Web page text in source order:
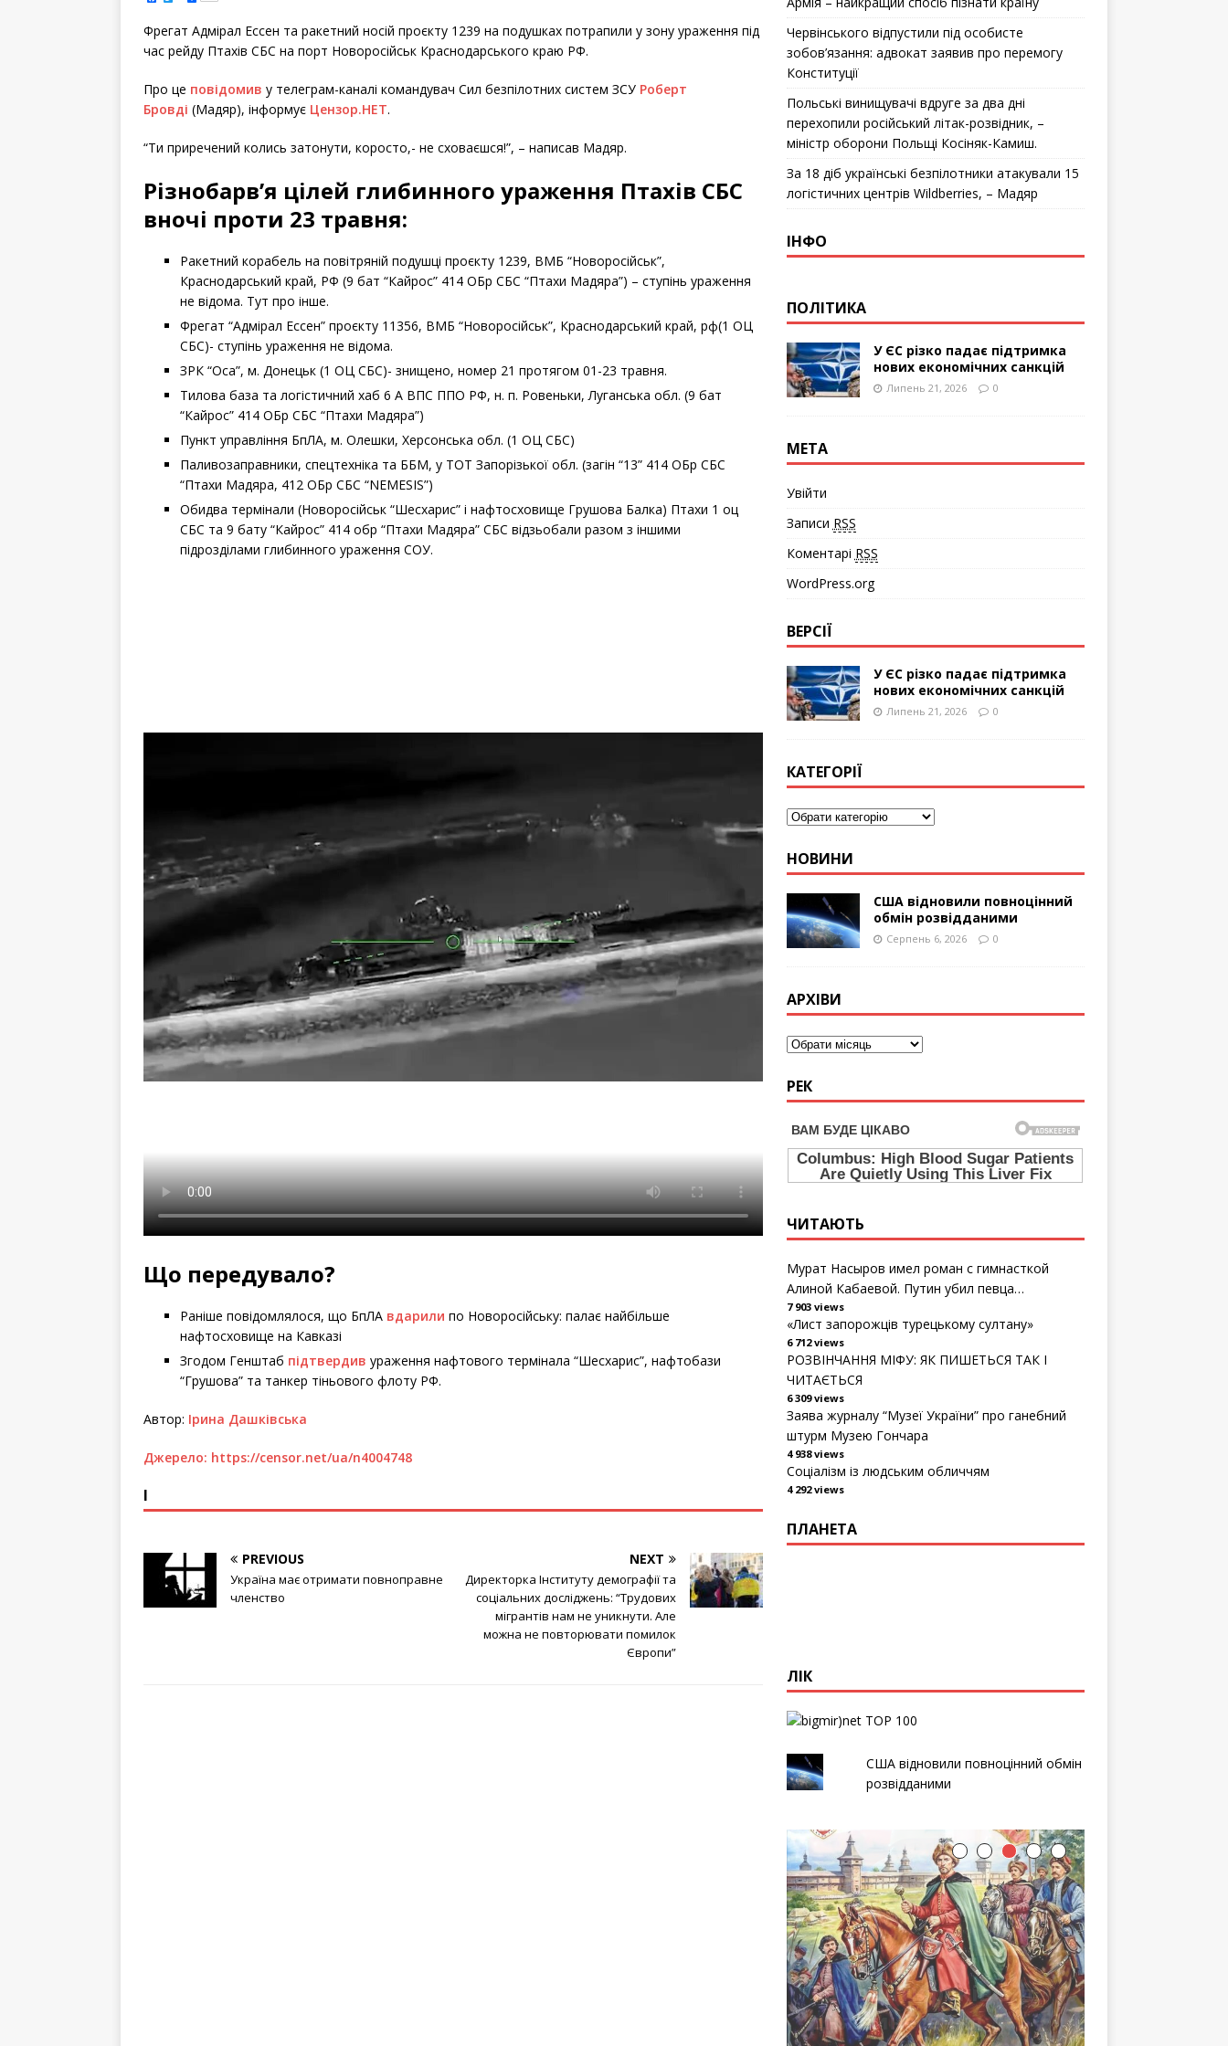
a
e
b
o
k
t
t
r
h
r
e
Фрегат Адмірал Ессен та ракетний носій проєкту 1239 на подушках потрапили у зону ураження під
час рейду Птахів СБС на порт Новоросійськ Краснодарського краю РФ.
Про це повідомив у телеграм-каналі командувач Сил безпілотних систем ЗСУ Роберт
Бровді (Мадяр), інформує Цензор.НЕТ.
“Ти приречений колись затонути, коросто,- не сховаєшся!”, – написав Мадяр.
Різнобарвʼя цілей глибинного ураження Птахів СБС
вночі проти 23 травня:
Ракетний корабель на повітряній подушці проєкту 1239, ВМБ “Новоросійськ”,
Краснодарський край, РФ (9 бат “Кайрос” 414 ОБр СБС “Птахи Мадяра”) – ступінь ураження
не відома. Тут про інше.
Фрегат “Адмірал Ессен” проєкту 11356, ВМБ “Новоросійськ”, Краснодарський край, рф(1 ОЦ
СБС)- ступінь ураження не відома.
ЗРК “Оса”, м. Донецьк (1 ОЦ СБС)- знищено, номер 21 протягом 01-23 травня.
Тилова база та логістичний хаб 6 А ВПС ППО РФ, н. п. Ровеньки, Луганська обл. (9 бат
“Кайрос” 414 ОБр СБС “Птахи Мадяра”)
Пункт управління БпЛА, м. Олешки, Херсонська обл. (1 ОЦ СБС)
Паливозаправники, спецтехніка та ББМ, у ТОТ Запорізької обл. (загін “13” 414 ОБр СБС
“Птахи Мадяра, 412 ОБр СБС “NEMESIS”)
Обидва термінали (Новоросійськ “Шесхарис” і нафтосховище Грушова Балка) Птахи 1 оц
СБС та 9 бату “Кайрос” 414 обр “Птахи Мадяра” СБС відзьобали разом з іншими
підрозділами глибинного ураження СОУ.
Що передувало?
Раніше повідомлялося, що БпЛА вдарили по Новоросійську: палає найбільше
нафтосховище на Кавказі
Згодом Генштаб підтвердив ураження нафтового термінала “Шесхарис”, нафтобази
“Грушова” та танкер тіньового флоту РФ.
Автор: Ірина Дашківська
Джерело: https://censor.net/ua/n4004748
І
PREVIOUS
Україна має отримати повноправне
членство
NEXT
Директорка Інституту демографії та
соціальних досліджень: “Трудових
мігрантів нам не уникнути. Але
можна не повторювати помилок
Європи”
Червінського відпустили під особисте
зобов’язання: адвокат заявив про перемогу
Конституції
Польські винищувачі вдруге за два дні
перехопили російський літак-розвідник, –
міністр оборони Польщі Косіняк-Камиш.
За 18 діб українські безпілотники атакували 15
логістичних центрів Wildberries, – Мадяр
ІНФО
ПОЛІТИКА
У ЄС різко падає підтримка
нових економічних санкцій
Липень 21, 2026 0
МЕТА
Увійти
Записи RSS
Коментарі RSS
WordPress.org
ВЕРСІЇ
У ЄС різко падає підтримка
нових економічних санкцій
Липень 21, 2026 0
КАТЕГОРІЇ
НОВИНИ
США відновили повноцінний
обмін розвідданими
Серпень 6, 2026 0
АРХІВИ
РЕК
ЧИТАЮТЬ
Мурат Насыров имел роман с гимнасткой
Алиной Кабаевой. Путин убил певца…
7 903 views
«Лист запорожців турецькому султану»
6 712 views
РОЗВІНЧАННЯ МІФУ: ЯК ПИШЕТЬСЯ ТАК І
ЧИТАЄТЬСЯ
6 309 views
Заява журналу “Музеї України” про ганебний
штурм Музею Гончара
4 938 views
Соціалізм із людським обличчям
4 292 views
ПЛАНЕТА
ЛІК
США відновили повноцінний обмін
розвідданими